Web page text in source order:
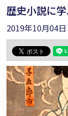
歴史小説に
2019年10月04日